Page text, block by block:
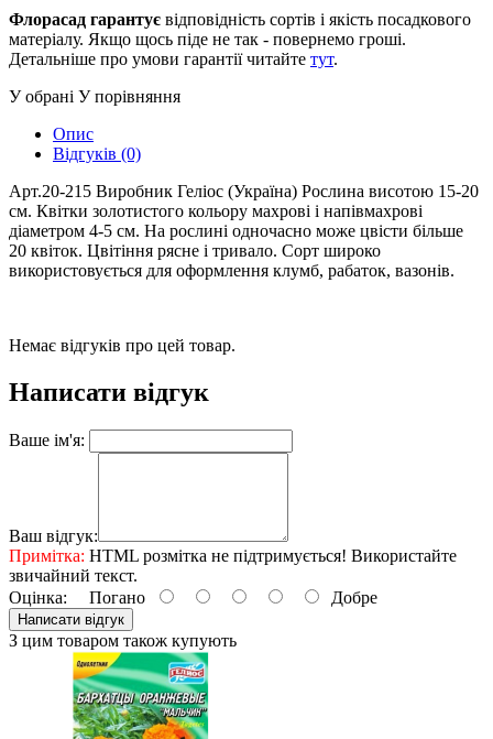
Флорасад гарантує відповідність сортів і якість посадкового
матеріалу. Якщо щось піде не так - повернемо гроші.
Детальніше про умови гарантії читайте тут.
У обрані У порівняння
Опис
Відгуків (0)
Арт.20-215 Виробник Геліос (Україна) Рослина висотою 15-20
см. Квітки золотистого кольору махрові і напівмахрові
діаметром 4-5 см. На рослині одночасно може цвісти більше
20 квіток. Цвітіння рясне і тривало. Сорт широко
використовується для оформлення клумб, рабаток, вазонів.
Немає відгуків про цей товар.
Написати відгук
Ваше ім'я:
Ваш відгук:
Примітка: HTML розмітка не підтримується! Використайте
звичайний текст.
Оцінка: Погано Добре
Написати відгук
З цим товаром також купують